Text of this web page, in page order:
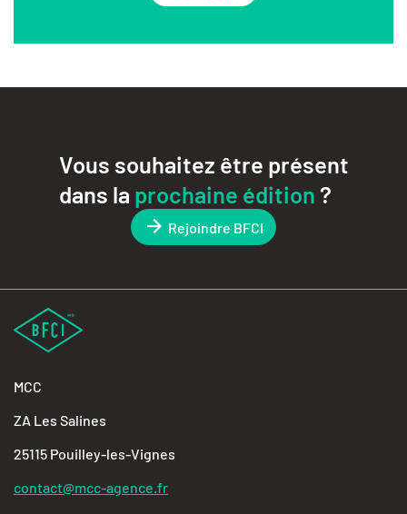
Vous souhaitez être présent
dans la prochaine édition?
Rejoindre BFCI
MCC
ZA Les Salines
25115 Pouilley-les-Vignes
contact@mcc-agence.fr